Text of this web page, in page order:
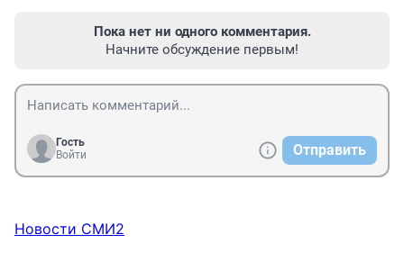
Пока нет ни одного комментария.
Начните обсуждение первым!
Гость
Войти
Отправить
Новости СМИ2